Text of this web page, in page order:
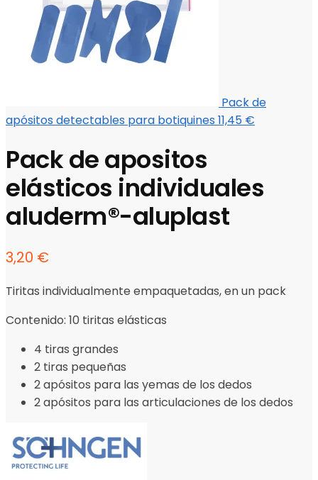
Pack de
apósitos detectables para botiquines 11,45 €
Pack de apositos
elásticos individuales
aluderm®-aluplast
3,20 €
Tiritas individualmente empaquetadas, en un pack
Contenido: 10 tiritas elásticas
4 tiras grandes
2 tiras pequeñas
2 apósitos para las yemas de los dedos
2 apósitos para las articulaciones de los dedos